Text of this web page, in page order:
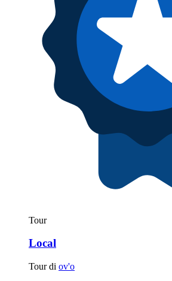
Tour
Local
Tour di ov'o